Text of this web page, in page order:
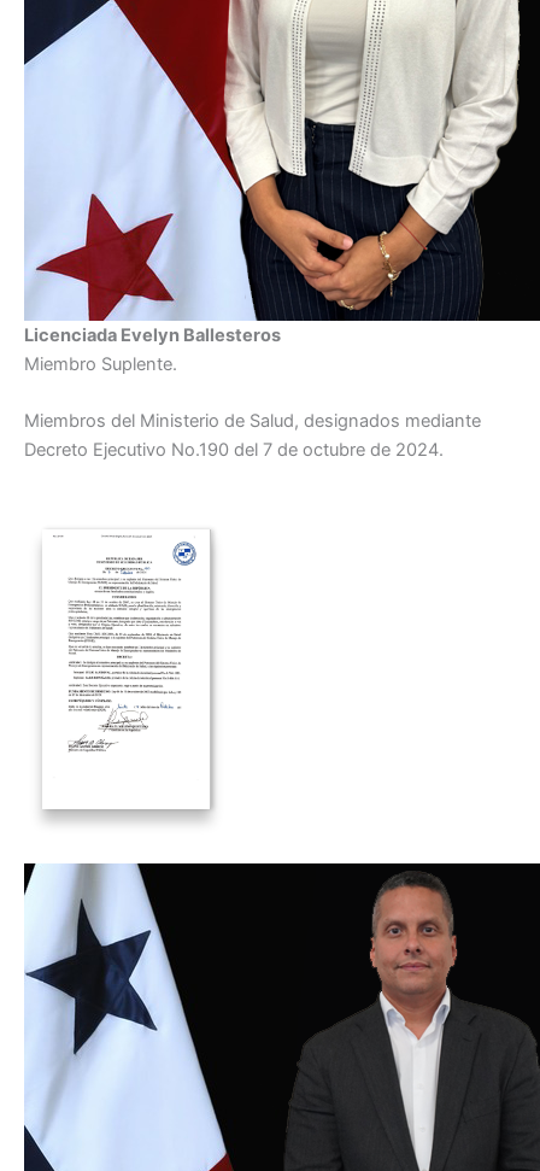
Licenciada Evelyn Ballesteros
Miembro Suplente.
Miembros del Ministerio de Salud, designados mediante
Decreto Ejecutivo No.190 del 7 de octubre de 2024.